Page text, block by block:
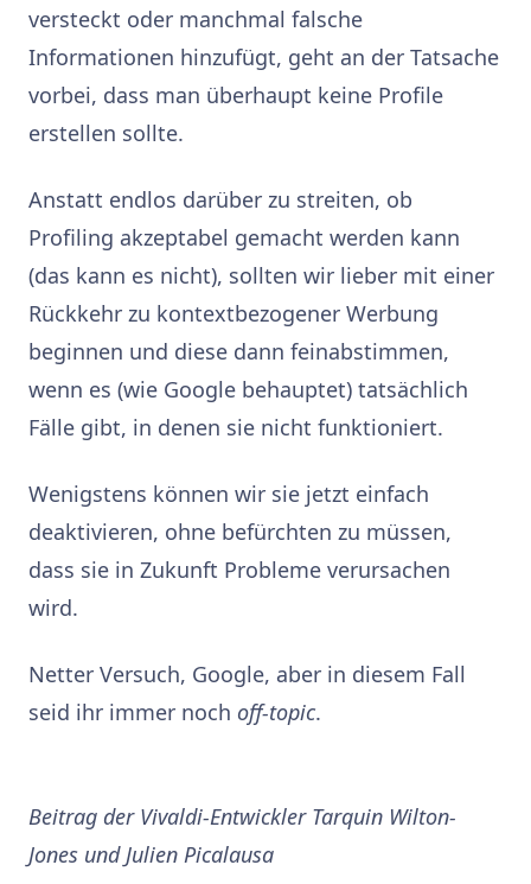
versteckt oder manchmal falsche
Informationen hinzufügt, geht an der Tatsache
vorbei, dass man überhaupt keine Profile
erstellen sollte.
Anstatt endlos darüber zu streiten, ob
Profiling akzeptabel gemacht werden kann
(das kann es nicht), sollten wir lieber mit einer
Rückkehr zu kontextbezogener Werbung
beginnen und diese dann feinabstimmen,
wenn es (wie Google behauptet) tatsächlich
Fälle gibt, in denen sie nicht funktioniert.
Wenigstens können wir sie jetzt einfach
deaktivieren, ohne befürchten zu müssen,
dass sie in Zukunft Probleme verursachen
wird.
Netter Versuch, Google, aber in diesem Fall
seid ihr immer noch off-topic.
Beitrag der Vivaldi-Entwickler Tarquin Wilton-
Jones und Julien Picalausa